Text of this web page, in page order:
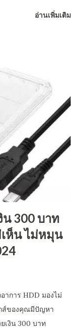
กู้ไม่ได้ ทุกสิ่งเหมือน
งเลที่จะใช้บริการ
1 ATL Data
ไม่ต้องหาให้เหนื่อย"
กาสสำเร็จ 10/10
ดาว 314 รีวิว" ทุน
ร Exchange Tower
อ่านเพิ่มเติม
น 300 บาท
ห็น ไม่หมุน
าการ HDD มองไม่
ของคุณมีปัญหา
เงิน 300 บาท